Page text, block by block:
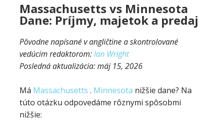
Massachusetts vs Minnesota
Dane: Príjmy, majetok a predaj
Pôvodne napísané v angličtine a skontrolované
vedúcim redaktorom:Ian Wright
Posledná aktualizácia:máj 15, 2026
Má Massachusetts . Minnesota nižšie dane? Na
túto otázku odpovedáme rôznymi spôsobmi
nižšie: